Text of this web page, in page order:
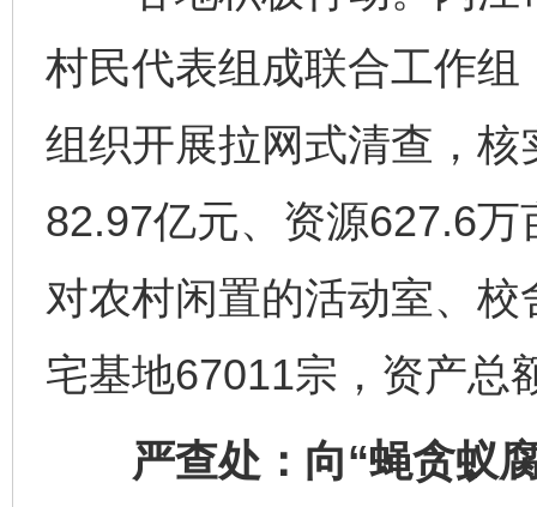
村民代表组成联合工作
组织开展拉网式清查，
82.97亿元、资源627.6
对农村闲置的活动室、
宅基地67011宗，资产总
严查处：向“蝇贪蚁